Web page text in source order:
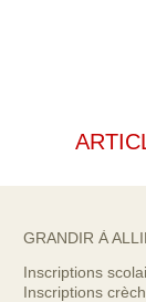
GRANDIR À
Inscriptions
Inscriptions